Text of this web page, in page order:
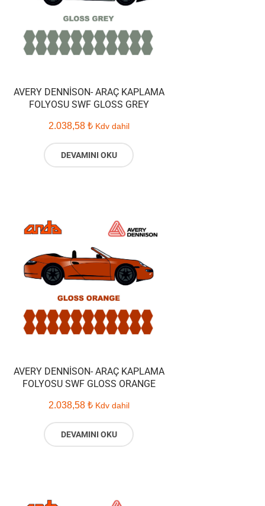
AVERY DENNISON- ARAÇ KAPLAMA
FOLYOSU SWF GLOSS GREY
2.038,58 ₺ Kdv dahil
DEVAMINI OKU
AVERY DENNISON- ARAÇ KAPLAMA
FOLYOSU SWF GLOSS ORANGE
2.038,58 ₺ Kdv dahil
DEVAMINI OKU